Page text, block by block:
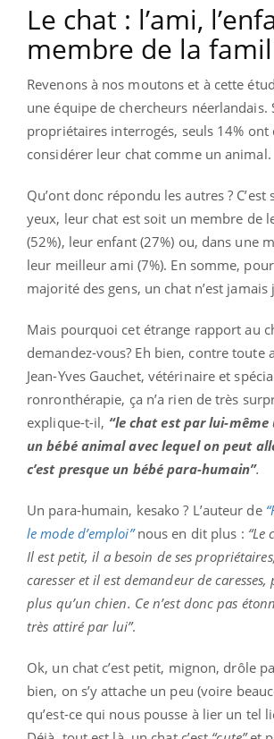
Le chat : l’ami,
membre de la
Revenons à nos moutons et à cette
une équipe de chercheurs néerlandais.
propriétaires interrogés, seuls 14% ont
considérer leur chat comme un animal.
Qu’ont donc répondu les autres ?
yeux, leur chat est soit un membre de
(52%), leur enfant (27%) ou, dans une
leur meilleur ami (7%). En somme,
majorité des gens, un chat n’est jamais
Mais pourquoi cet étrange rapport au
demandez-vous? Eh bien, contre toute
Jean-Yves Gauchet, vétérinaire et
ronronthérapie, ça n’a rien de très
explique-t-il, “le chat est par lui-même
un bébé animal avec lequel on peut
c’est presque un bébé para-humain”.
Un para-humain, kesako ? L’auteur de
le mode d’emploi”nous en dit plus : “Le
Il est petit, il a besoin de ses
caresser et il est demandeur de caresses,
plus qu’un chien. Ce n’est donc pas
très attiré par lui”.
Ok, un chat c’est petit, mignon, drôle
bien, on s’y attache un peu (voire
qu’est-ce qui nous pousse à lier un tel